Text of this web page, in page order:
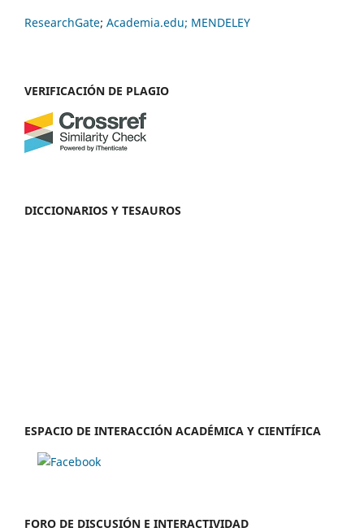
ResearchGate; Academia.edu; MENDELEY
VERIFICACIÓN DE PLAGIO
DICCIONARIOS Y TESAUROS
ESPACIO DE INTERACCIÓN ACADÉMICA Y CIENTÍFICA
FORO DE DISCUSIÓN E INTERACTIVIDAD